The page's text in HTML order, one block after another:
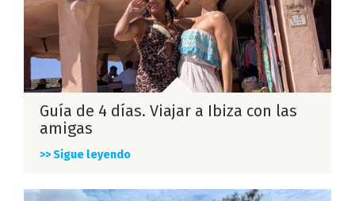
Guía de 4 días. Viajar a Ibiza con las
amigas
>> Sigue leyendo